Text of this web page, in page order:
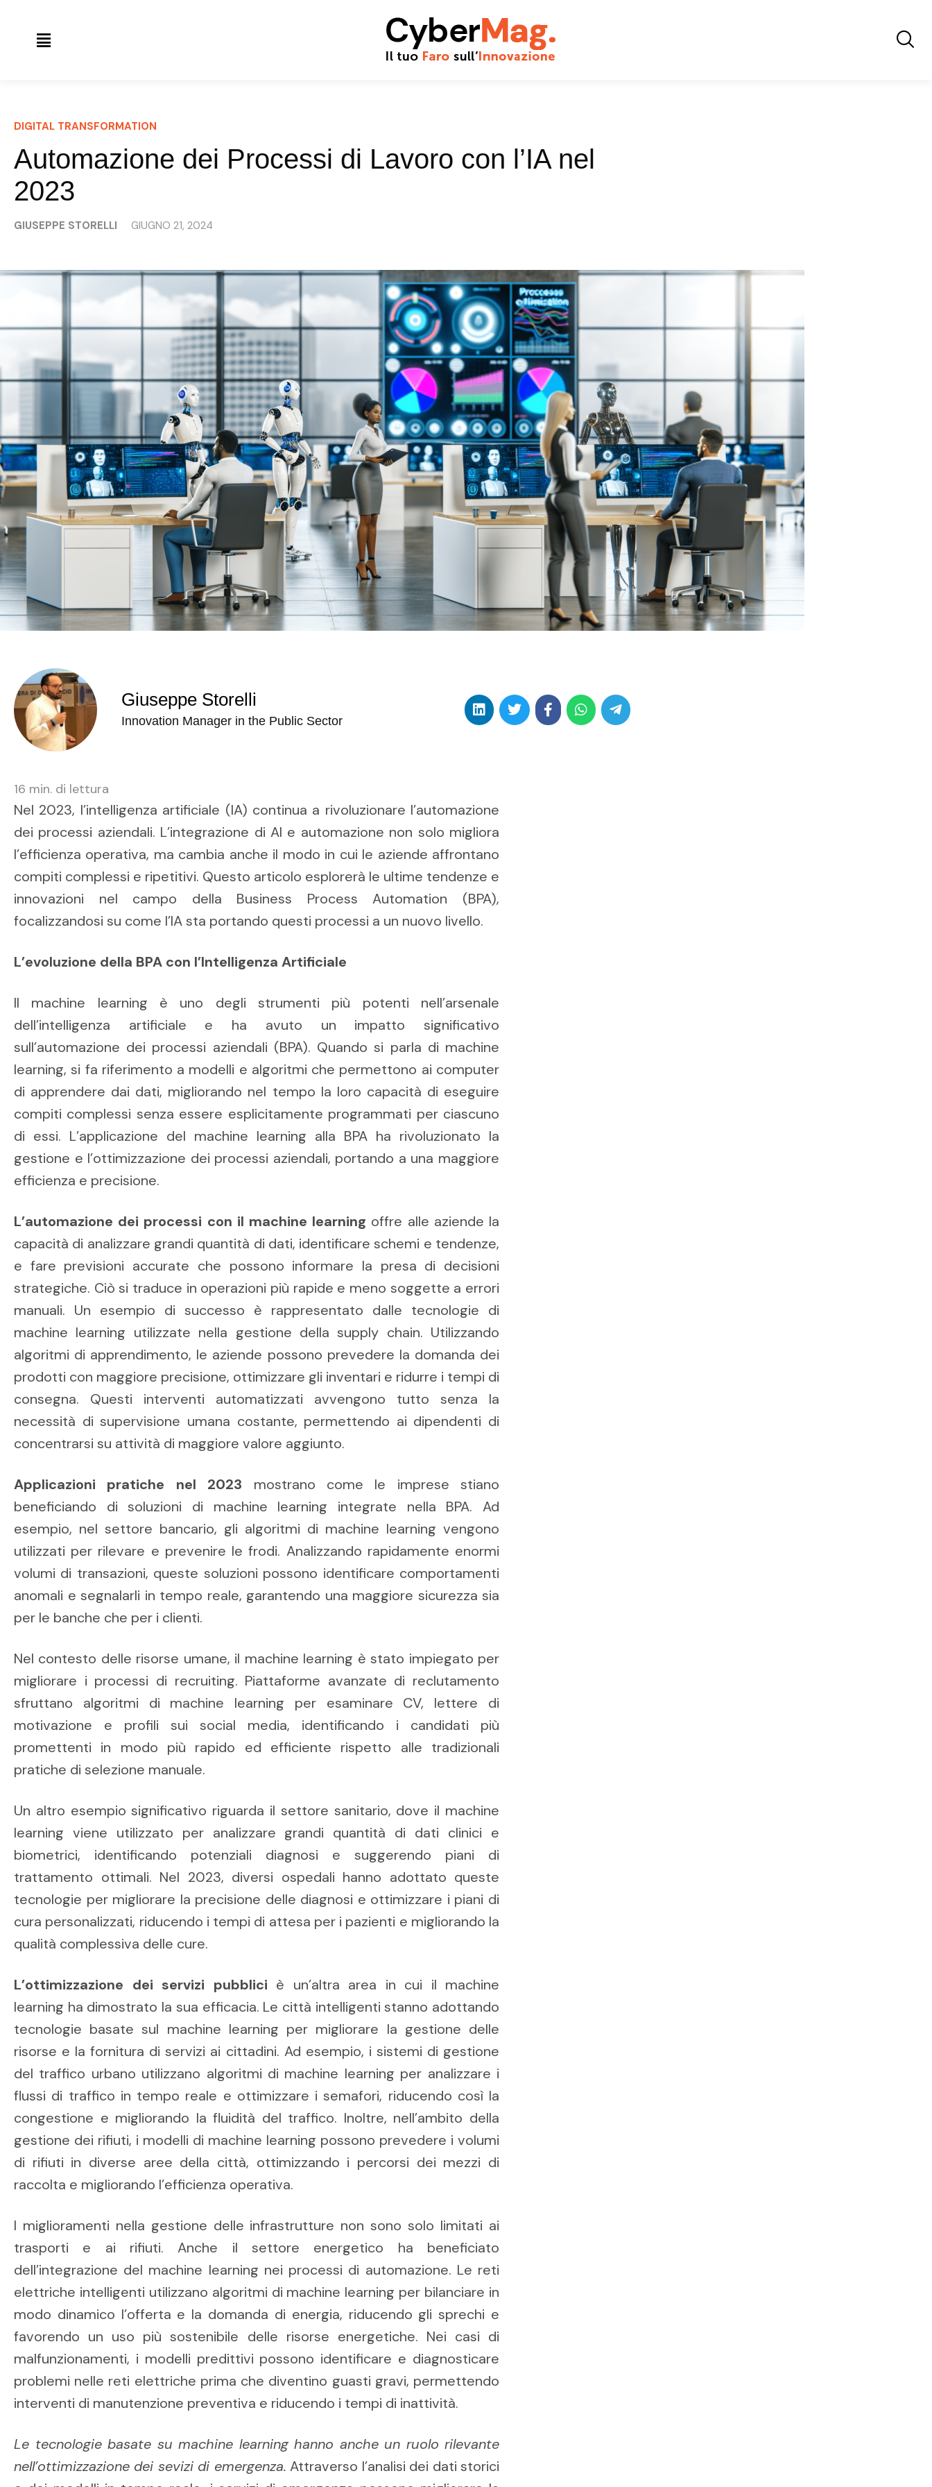
DIGITAL TRANSFORMATION
Automazione dei Processi di Lavoro con l’IA nel
2023
GIUSEPPE STORELLI GIUGNO 21, 2024
Giuseppe Storelli
Innovation Manager in the Public Sector
16 min. di lettura
Nel 2023, l’intelligenza artificiale (IA) continua a rivoluzionare l’automazione
dei processi aziendali. L’integrazione di AI e automazione non solo migliora
l’efficienza operativa, ma cambia anche il modo in cui le aziende affrontano
compiti complessi e ripetitivi. Questo articolo esplorerà le ultime tendenze e
innovazioni nel campo della Business Process Automation (BPA),
focalizzandosi su come l’IA sta portando questi processi a un nuovo livello.
L’evoluzione della BPA con l’Intelligenza Artificiale
Il machine learning è uno degli strumenti più potenti nell’arsenale
dell’intelligenza artificiale e ha avuto un impatto significativo
sull’automazione dei processi aziendali (BPA). Quando si parla di machine
learning, si fa riferimento a modelli e algoritmi che permettono ai computer
di apprendere dai dati, migliorando nel tempo la loro capacità di eseguire
compiti complessi senza essere esplicitamente programmati per ciascuno
di essi. L’applicazione del machine learning alla BPA ha rivoluzionato la
gestione e l’ottimizzazione dei processi aziendali, portando a una maggiore
efficienza e precisione.
L’automazione dei processi con il machine learning offre alle aziende la
capacità di analizzare grandi quantità di dati, identificare schemi e tendenze,
e fare previsioni accurate che possono informare la presa di decisioni
strategiche. Ciò si traduce in operazioni più rapide e meno soggette a errori
manuali. Un esempio di successo è rappresentato dalle tecnologie di
machine learning utilizzate nella gestione della supply chain. Utilizzando
algoritmi di apprendimento, le aziende possono prevedere la domanda dei
prodotti con maggiore precisione, ottimizzare gli inventari e ridurre i tempi di
consegna. Questi interventi automatizzati avvengono tutto senza la
necessità di supervisione umana costante, permettendo ai dipendenti di
concentrarsi su attività di maggiore valore aggiunto.
Applicazioni pratiche nel 2023 mostrano come le imprese stiano
beneficiando di soluzioni di machine learning integrate nella BPA. Ad
esempio, nel settore bancario, gli algoritmi di machine learning vengono
utilizzati per rilevare e prevenire le frodi. Analizzando rapidamente enormi
volumi di transazioni, queste soluzioni possono identificare comportamenti
anomali e segnalarli in tempo reale, garantendo una maggiore sicurezza sia
per le banche che per i clienti.
Nel contesto delle risorse umane, il machine learning è stato impiegato per
migliorare i processi di recruiting. Piattaforme avanzate di reclutamento
sfruttano algoritmi di machine learning per esaminare CV, lettere di
motivazione e profili sui social media, identificando i candidati più
promettenti in modo più rapido ed efficiente rispetto alle tradizionali
pratiche di selezione manuale.
Un altro esempio significativo riguarda il settore sanitario, dove il machine
learning viene utilizzato per analizzare grandi quantità di dati clinici e
biometrici, identificando potenziali diagnosi e suggerendo piani di
trattamento ottimali. Nel 2023, diversi ospedali hanno adottato queste
tecnologie per migliorare la precisione delle diagnosi e ottimizzare i piani di
cura personalizzati, riducendo i tempi di attesa per i pazienti e migliorando la
qualità complessiva delle cure.
L’ottimizzazione dei servizi pubblici è un’altra area in cui il machine
learning ha dimostrato la sua efficacia. Le città intelligenti stanno adottando
tecnologie basate sul machine learning per migliorare la gestione delle
risorse e la fornitura di servizi ai cittadini. Ad esempio, i sistemi di gestione
del traffico urbano utilizzano algoritmi di machine learning per analizzare i
flussi di traffico in tempo reale e ottimizzare i semafori, riducendo così la
congestione e migliorando la fluidità del traffico. Inoltre, nell’ambito della
gestione dei rifiuti, i modelli di machine learning possono prevedere i volumi
di rifiuti in diverse aree della città, ottimizzando i percorsi dei mezzi di
raccolta e migliorando l’efficienza operativa.
I miglioramenti nella gestione delle infrastrutture non sono solo limitati ai
trasporti e ai rifiuti. Anche il settore energetico ha beneficiato
dell’integrazione del machine learning nei processi di automazione. Le reti
elettriche intelligenti utilizzano algoritmi di machine learning per bilanciare in
modo dinamico l’offerta e la domanda di energia, riducendo gli sprechi e
favorendo un uso più sostenibile delle risorse energetiche. Nei casi di
malfunzionamenti, i modelli predittivi possono identificare e diagnosticare
problemi nelle reti elettriche prima che diventino guasti gravi, permettendo
interventi di manutenzione preventiva e riducendo i tempi di inattività.
Le tecnologie basate su machine learning hanno anche un ruolo rilevante
nell’ottimizzazione dei sevizi di emergenza. Attraverso l’analisi dei dati storici